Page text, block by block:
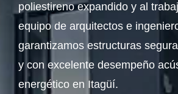
poliestireno expandido y al
equipo de arquitectos e
garantizamos estructuras
y con excelente desempeño
energético en Itagüí.